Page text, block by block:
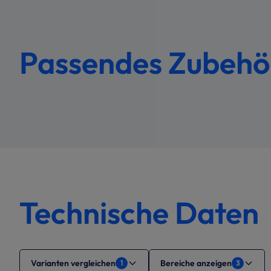
Passendes
Technische Daten
Varianten vergleichen 1 Bereiche anzeigen 3